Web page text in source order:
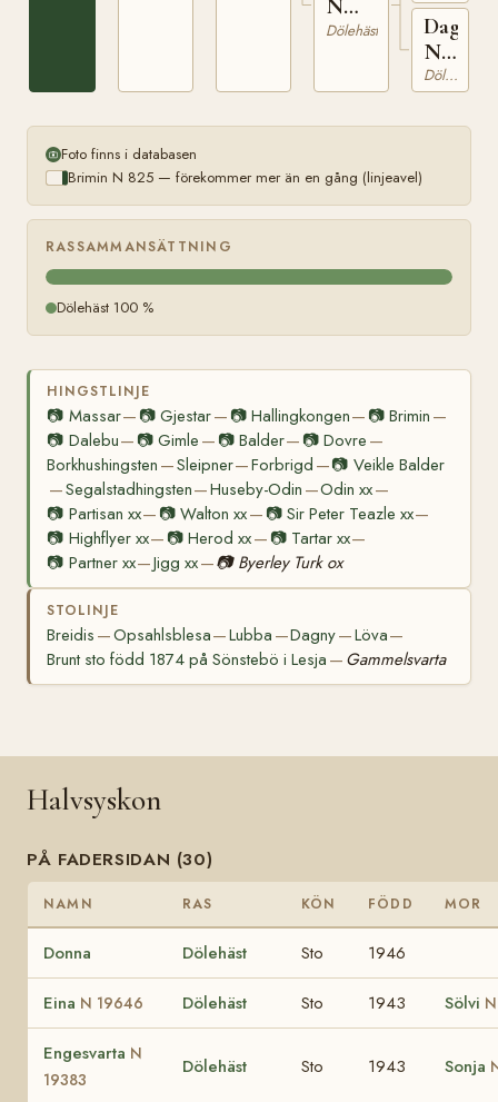
N
6283
Dölehäst
Dagny
N
4385
Dölehäst
Foto finns i databasen
Brimin N 825 — förekommer mer än en gång (linjeavel)
RASSAMMANSÄTTNING
Dölehäst 100 %
HINGSTLINJE
📷 Massar— 📷Gjestar— 📷 Hallingkongen— 📷 Brimin —
📷 Dalebu— 📷Gimle — 📷 Balder— 📷 Dovre —
Borkhushingsten —Sleipner—Forbrigd —📷 Veikle Balder
—Segalstadhingsten—Huseby-Odin —Odin xx—
📷 Partisan xx— 📷Walton xx— 📷 Sir Peter Teazle xx—
📷 Highflyer xx— 📷Herod xx— 📷 Tartar xx—
📷 Partner xx—Jigg xx—📷 Byerley Turk ox
STOLINJE
Breidis —Opsahlsblesa—Lubba —Dagny—Löva—
Brunt sto född 1874 på Sönstebö i Lesja — Gammelsvarta
Halvsyskon
PÅ FADERSIDAN (30)
NAMN RAS KÖN FÖDD MOR
Donna Dölehäst Sto 1946
Eina N 19646 Dölehäst Sto 1943 Sölvi
Engesvarta N
19383
Dölehäst Sto 1943 Sonja